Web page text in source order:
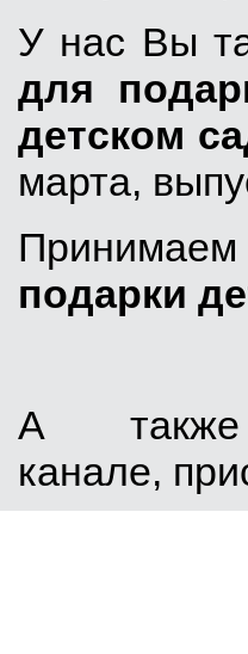
У нас Вы
для
детском
марта,
подарки
А
канале,